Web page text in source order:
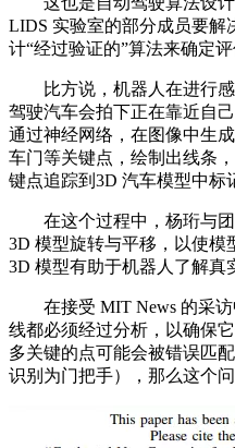
LIDS 实验室的部分成员要解
计“经过验证的”算法来确定评
比方说，机器人在进行感
驾驶汽车会拍下正在靠近自
通过神经网络，在图像中生
车门等关键点，绘制出线条
键点追踪到3D 汽车模型中标
在这个过程中，杨珩与团
3D 模型旋转与平移，以使模
3D 模型有助于机器人了解真
在接受 MIT News 的采访
线都必须经过分析，以确保
多关键的点可能会被错误匹
识别为门把手），那么这个